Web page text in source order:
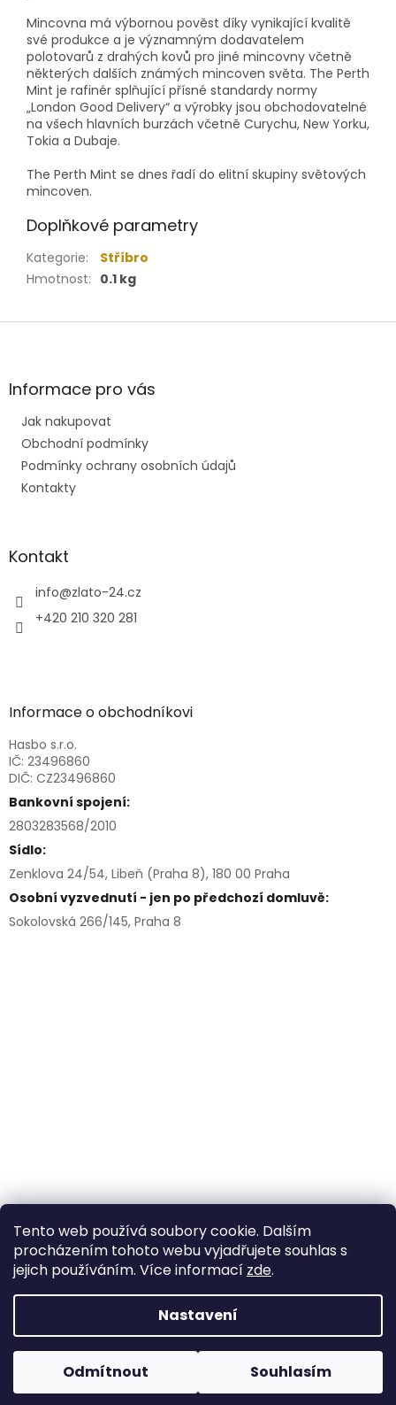
Tento web používá soubory cookie. Dalším
procházením tohoto webu vyjadřujete souhlas s
jejich používáním. Více informací zde.
Nastavení
Odmítnout Souhlasím
Mincovna má výbornou pověst díky vynikající kvalitě
své produkce a je významným dodavatelem
polotovarů z drahých kovů pro jiné mincovny včetně
některých dalších známých mincoven světa. The Perth
Mint je rafinér splňující přísné standardy normy
„London Good Delivery“ a výrobky jsou obchodovatelné
na všech hlavních burzách včetně Curychu, New Yorku,
Tokia a Dubaje.
The Perth Mint se dnes řadí do elitní skupiny světových
mincoven.
Doplňkové parametry
Kategorie:
Stříbro
Hmotnost: 0.1 kg
Z
aInformace pro vás
Jak nakupovat
Obchodní podmínky
Podmínky ochrany osobních údajů
Kontakty
Kontakt
info@zlato-24.cz
+420 210 320 281
Informace o obchodníkovi
Hasbo s.r.o.
IČ: 23496860
DIČ: CZ23496860
Bankovní spojení:
2803283568/2010
Sídlo:
Zenklova 24/54, Libeň (Praha 8), 180 00 Praha
Osobní vyzvednutí - jen po předchozí domluvě:
Sokolovská 266/145, Praha 8
Vytvořil Shoptet
Copyright 2026Zlato-24.cz . Všechna práva vyhrazena.